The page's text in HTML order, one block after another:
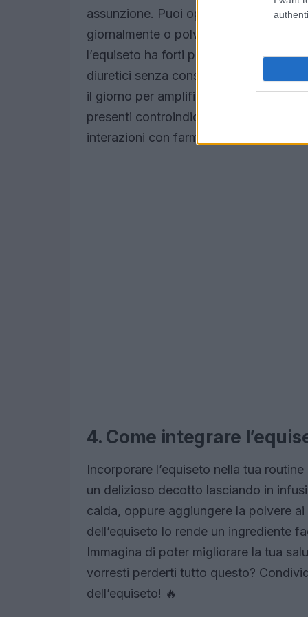
assunzione. Puoi optare per gocce
giornalmente o polvere da mescolare
l’equiseto ha forti proprietà drenanti
diuretici senza consultare un esperto.
il giorno per amplificare i suoi effetti
presenti controindicazioni
interazioni con farmaci o altri
4. Come integrare
Incorporare l’equiseto nella tua
un delizioso decotto lasciando in
calda, oppure aggiungere la polvere
dell’equiseto lo rende un ingrediente
Immagina di poter migliorare la tua
vorresti perderti tutto questo?
dell’equiseto! 🔥